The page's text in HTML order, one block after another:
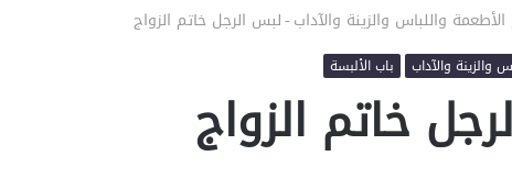
واللباس والزينة والآداب-لبس الرجل خاتم الزواج
والزينة والآداب باب الألبسة
خاتم الزواج